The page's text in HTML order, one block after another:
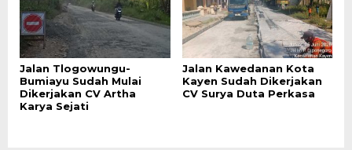
Jalan Tlogowungu-
Bumiayu Sudah Mulai
Dikerjakan CV Artha
Karya Sejati
Jalan Kawedanan Kota
Kayen Sudah Dikerjakan
CV Surya Duta Perkasa